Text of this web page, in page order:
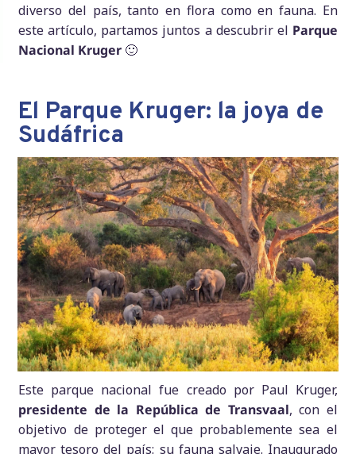
diverso del país, tanto en flora como en fauna. En
este artículo, partamos juntos a descubrir el Parque
Nacional Kruger 🙂
El Parque Kruger: la joya de
Sudáfrica
Este parque nacional fue creado por Paul Kruger,
presidente de la República de Transvaal, con el
objetivo de proteger el que probablemente sea el
mayor tesoro del país: su fauna salvaje. Inaugurado